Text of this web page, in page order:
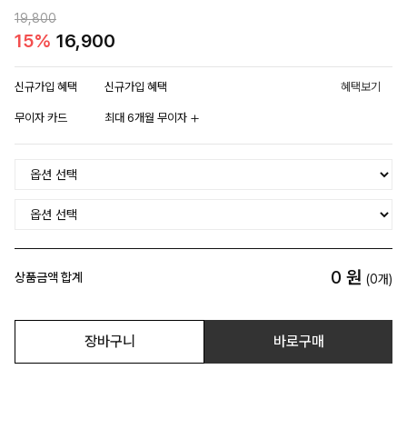
19,800
15% 16,900
신규가입 혜택 신규가입 혜택 혜택보기
무이자 카드 최대 6개월 무이자
상품금액 합계 0 원 (0개)
장바구니 바로구매